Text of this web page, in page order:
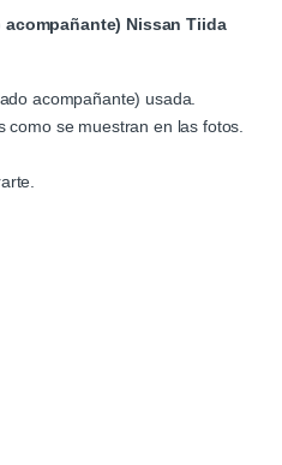
acompañante) Nissan Tiida
acompañante) usada.
como se muestran en las fotos.